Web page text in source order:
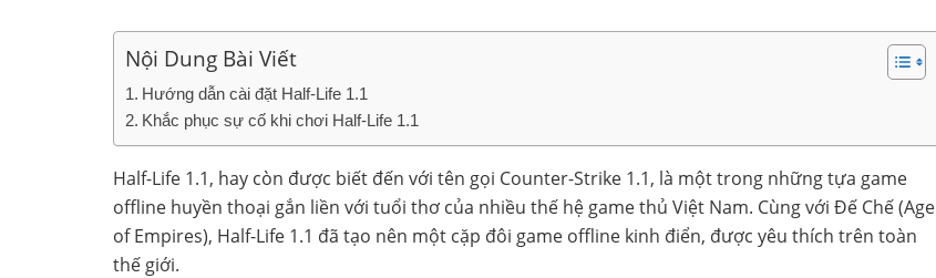
Nội Dung Bài Viết
Hướng dẫn cài đặt Half-Life 1.1
Khắc phục sự cố khi chơi Half-Life 1.1
Half-Life 1.1, hay còn được biết đến với tên gọi Counter-Strike 1.1, là một trong những tựa game
offline huyền thoại gắn liền với tuổi thơ của nhiều thế hệ game thủ Việt Nam. Cùng với Đế Chế (Age
of Empires), Half-Life 1.1 đã tạo nên một cặp đôi game offline kinh điển, được yêu thích trên toàn
thế giới.